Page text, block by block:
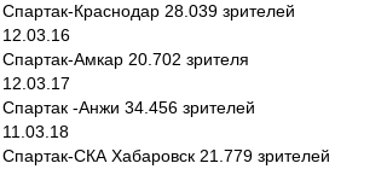
Спартак-Краснодар 28.039 зрителей
12.03.16
Спартак-Амкар 20.702 зрителя
12.03.17
Спартак -Анжи 34.456 зрителей
11.03.18
Спартак-СКА Хабаровск 21.779 зрителей